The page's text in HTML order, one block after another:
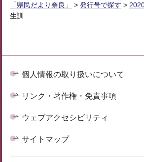
「県民だより奈良」
> 発行号で探す >
生訓
個人情報の取り扱いについて
リンク・著作権・免責事項
ウェブアクセシビリティ
サイトマップ